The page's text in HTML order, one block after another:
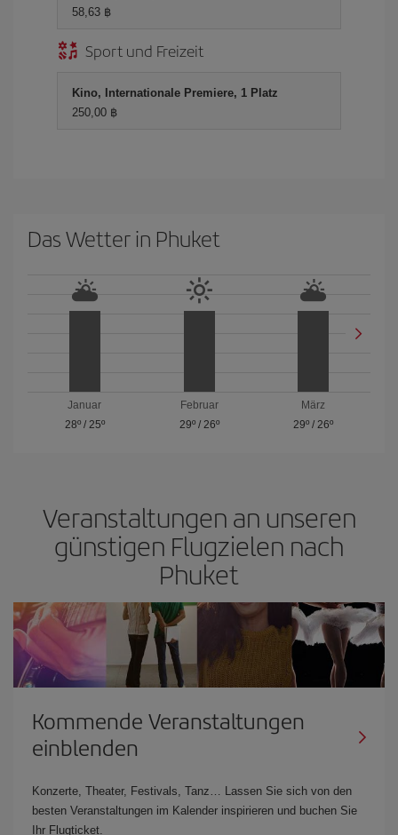
58,63 ฿
Sport und Freizeit
Kino, Internationale Premiere, 1 Platz
250,00 ฿
Das Wetter in Phuket
Januar
28º/ 25º
Februar
29º/ 26º
März
29º /26º
Veranstaltungen an unseren
günstigen Flugzielen nach
Phuket
Kommende Veranstaltungen
einblenden
Konzerte, Theater, Festivals, Tanz… Lassen Sie sich von den
besten Veranstaltungen im Kalender inspirieren und buchen Sie
Ihr Flugticket.